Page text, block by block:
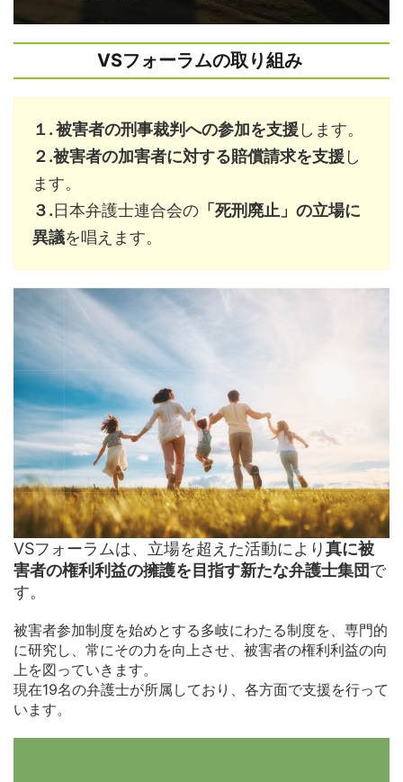
VSフォーラムの取り組み
１. 被害者の刑事裁判への参加を⽀援します。
２.被害者の加害者に対する賠償請求を⽀援し
ます。
３.⽇本弁護⼠連合会の 「死刑廃⽌」の⽴場に
異議を唱えます。
VSフォーラムは、立場を超えた活動により真に被
害者の権利利益の擁護を目指す新たな弁護士集団で
す。
被害者参加制度を始めとする多岐にわたる制度を、専門的
に研究し、常にその力を向上させ、被害者の権利利益の向
上を図っていきます。
現在19名の弁護士が所属しており、各方面で支援を行って
います。